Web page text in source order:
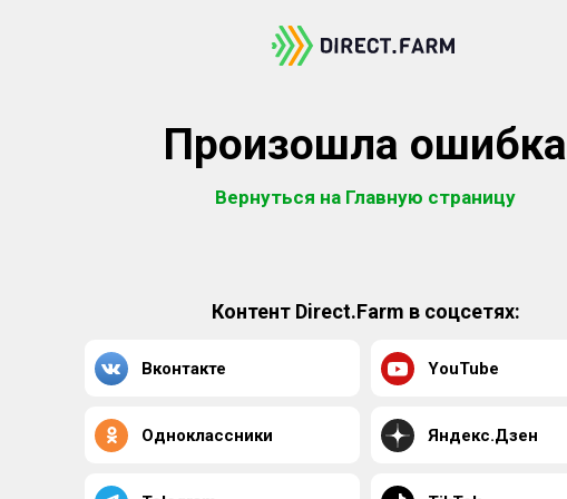
Произошла ошибка
Вернуться на Главную страницу
Контент Direct.Farm в соцсетях:
Вконтакте YouTube
Одноклассники Яндекс.Дзен